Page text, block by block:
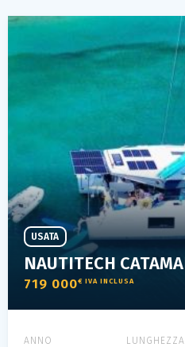
719 000€ IVA INCLUSA
USATA
ANNO LUNGHEZZA